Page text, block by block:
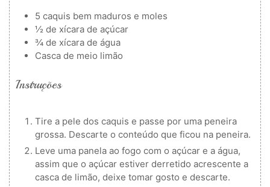
5 caquis bem maduros e moles
½ de xícara de açúcar
¾ de xícara de água
Casca de meio limão
Instruções
Tire a pele dos caquis e passe por uma peneira
grossa. Descarte o conteúdo que ficou na peneira.
Leve uma panela ao fogo com o açúcar e a água,
assim que o açúcar estiver derretido acrescente a
casca de limão, deixe tomar gosto e descarte.